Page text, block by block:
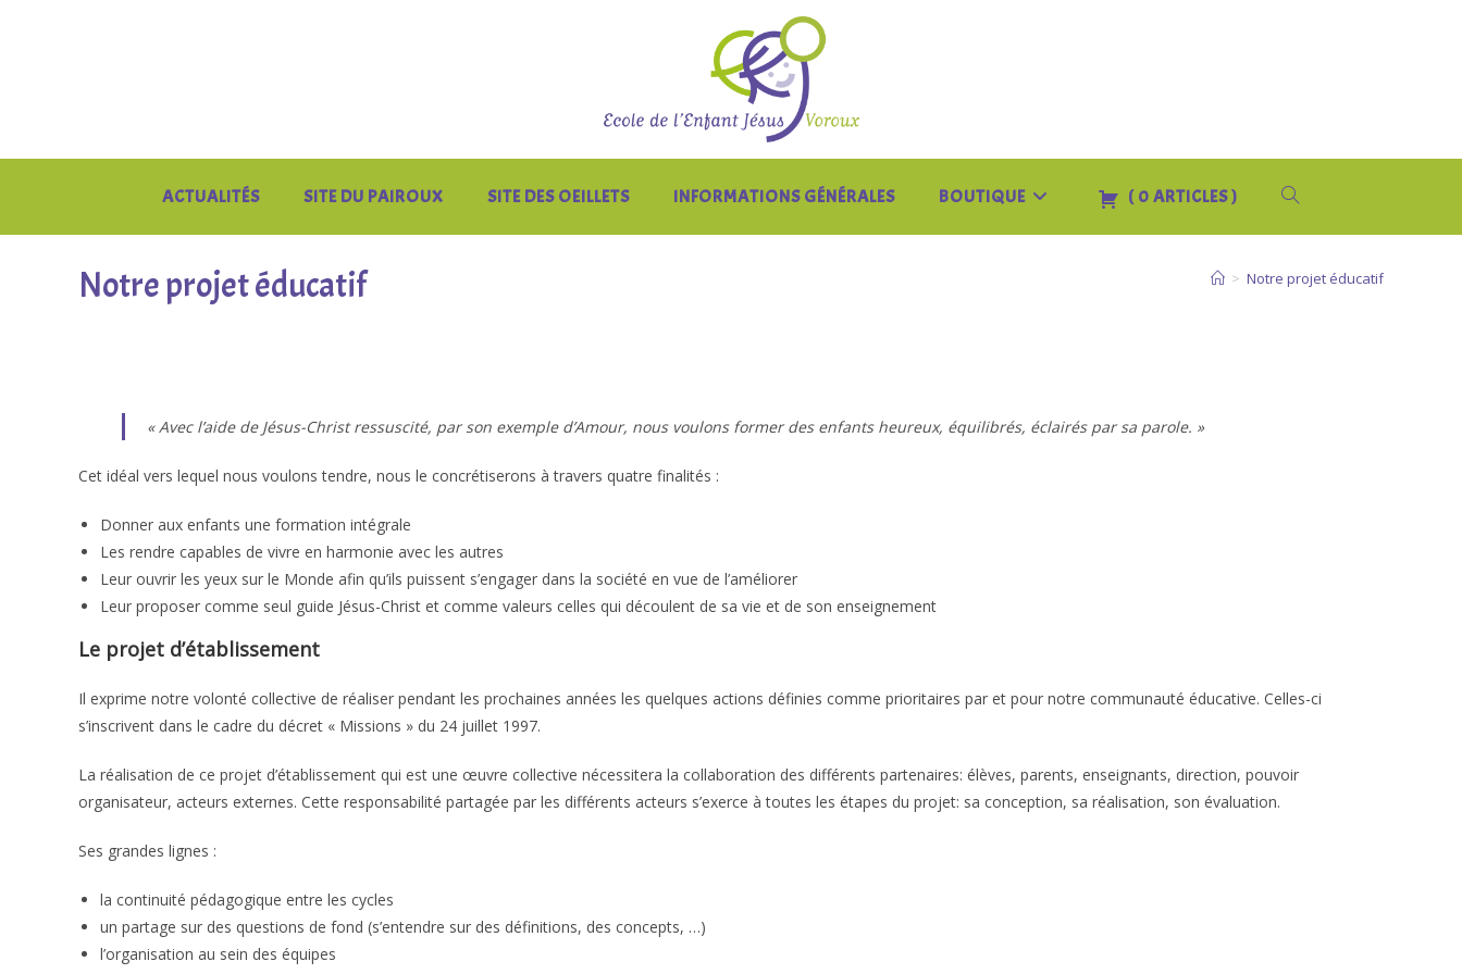
ACTUALITÉS SITE DU PAIROUX SITE DES OEILLETS INFORMATIONS GÉNÉRALES BOUTIQUE ( 0 ARTICLES) TOGGLE
WEBSITE
Notre projet éducatif > Notre projet éducatif
« Avec l’aide de Jésus-Christ ressuscité, par son exemple d’Amour, nous voulons former des enfants heureux, équilibrés, éclairés par sa parole. »
Cet idéal vers lequel nous voulons tendre, nous le concrétiserons à travers quatre finalités :
Donner aux enfants une formation intégrale
Les rendre capables de vivre en harmonie avec les autres
Leur ouvrir les yeux sur le Monde afin qu’ils puissent s’engager dans la société en vue de l’améliorer
Leur proposer comme seul guide Jésus-Christ et comme valeurs celles qui découlent de sa vie et de son enseignement
Le projet d’établissement
Il exprime notre volonté collective de réaliser pendant les prochaines années les quelques actions définies comme prioritaires par et pour notre communauté éducative. Celles-ci
s’inscrivent dans le cadre du décret « Missions » du 24 juillet 1997.
La réalisation de ce projet d’établissement qui est une œuvre collective nécessitera la collaboration des différents partenaires: élèves, parents, enseignants, direction, pouvoir
organisateur, acteurs externes. Cette responsabilité partagée par les différents acteurs s’exerce à toutes les étapes du projet: sa conception, sa réalisation, son évaluation.
Ses grandes lignes :
la continuité pédagogique entre les cycles
un partage sur des questions de fond (s’entendre sur des définitions, des concepts, …)
l’organisation au sein des équipes